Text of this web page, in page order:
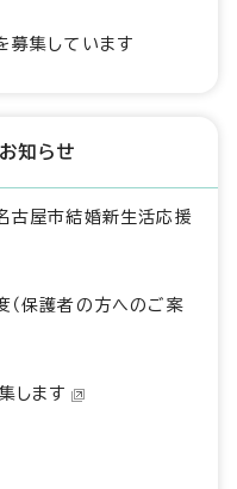
募集しています
知らせ
古屋市結婚新生活応援
（保護者の方へのご案
します